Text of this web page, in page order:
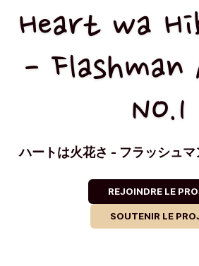
Heart wa
-
NO.1
ハートは火花さ - フラッシュマ
REJOINDRE LE
SOUTENIR LE